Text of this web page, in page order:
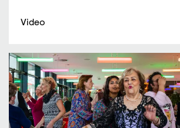
Video